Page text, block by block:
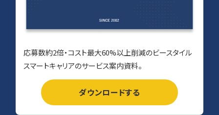
応募数約2倍・コスト最大60%以上削減のビースタイル
スマートキャリアのサービス案内資料。
ダウンロードする